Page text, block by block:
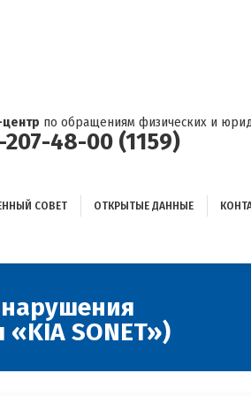
центр по обращениям физических и
207-48-00 (1159)
СОВЕТ ОТКРЫТЫЕ ДАННЫЕ
SONET»)